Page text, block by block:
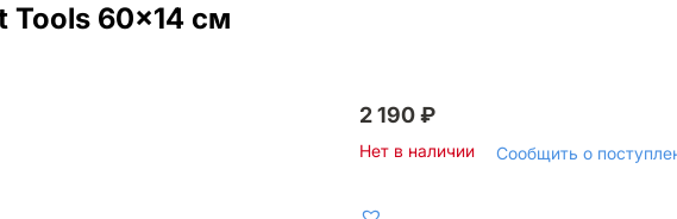
60×14 см
2 190₽
Нет в наличии Сообщить о